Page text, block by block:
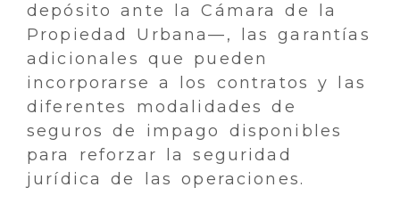
depósito ante la Cámara de la
Propiedad Urbana—, las garantías
adicionales que pueden
incorporarse a los contratos y las
diferentes modalidades de
seguros de impago disponibles
para reforzar la seguridad
jurídica de las operaciones.